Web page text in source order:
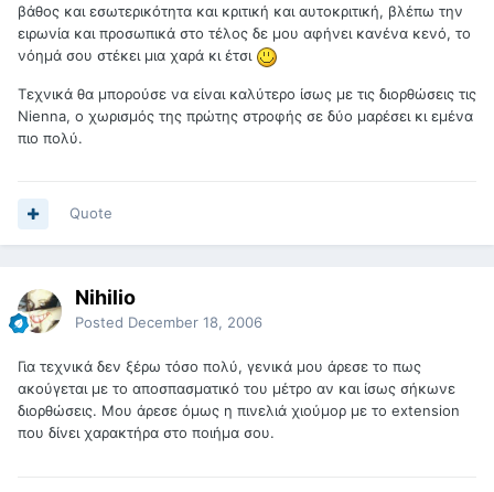
βάθος και εσωτερικότητα και κριτική και αυτοκριτική, βλέπω την
ειρωνία και προσωπικά στο τέλος δε μου αφήνει κανένα κενό, το
νόημά σου στέκει μια χαρά κι έτσι
Τεχνικά θα μπορούσε να είναι καλύτερο ίσως με τις διορθώσεις τις
Nienna, ο χωρισμός της πρώτης στροφής σε δύο μαρέσει κι εμένα
πιο πολύ.
Quote
Nihilio
Posted December 18, 2006
Για τεχνικά δεν ξέρω τόσο πολύ, γενικά μου άρεσε το πως
ακούγεται με το αποσπασματικό του μέτρο αν και ίσως σήκωνε
διορθώσεις. Μου άρεσε όμως η πινελιά χιούμορ με το extension
που δίνει χαρακτήρα στο ποιήμα σου.